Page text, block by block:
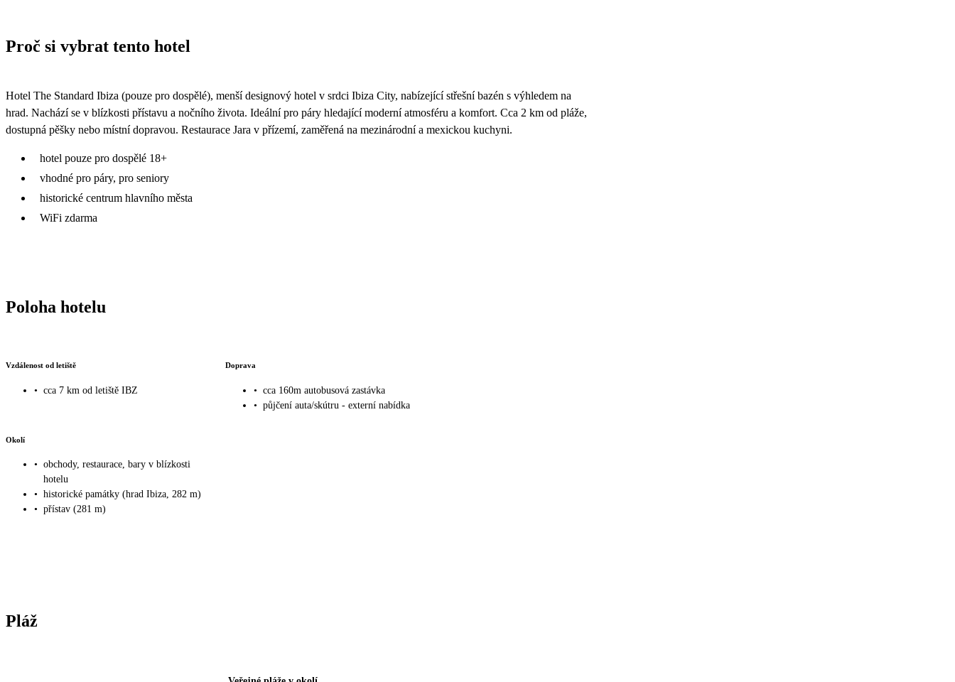
Proč si vybrat tento hotel
Hotel The Standard Ibiza (pouze pro dospělé), menší designový hotel v srdci Ibiza City, nabízející střešní bazén s výhledem na
hrad. Nachází se v blízkosti přístavu a nočního života. Ideální pro páry hledající moderní atmosféru a komfort. Cca 2 km od pláže,
dostupná pěšky nebo místní dopravou. Restaurace Jara v přízemí, zaměřená na mezinárodní a mexickou kuchyni.
hotel pouze pro dospělé 18+
vhodné pro páry, pro seniory
historické centrum hlavního města
WiFi zdarma
Poloha hotelu
Vzdálenost od letiště
• cca 7 km od letiště IBZ
Doprava
• cca 160m autobusová zastávka
• půjčení auta/skútru - externí nabídka
Okolí
• obchody, restaurace, bary v blízkosti
hotelu
• historické památky (hrad Ibiza, 282 m)
• přístav (281 m)
Pláž